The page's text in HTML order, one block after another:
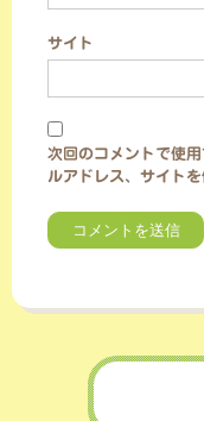
サイト
次回のコメントで使
ルアドレス、サイトを